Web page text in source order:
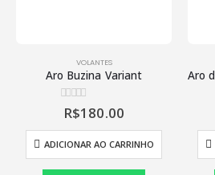
VOLANTES
Aro Buzina Variant
de 5
R$180.00
ADICIONAR AO CARRINHO